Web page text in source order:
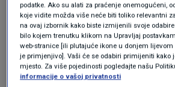
da „ne želi ulaziti u raspravu s
da se "ne boji" američke vlade.
„Ne mislim da se poruka
zloupotrijebiti na način na koji
podatke. Ako su alati za praćenje onemogućeni,
koje vidite možda više neće biti toliko relevantni
na ovaj izbornik kako biste izmijenili svoje
bilo kojem trenutku klikom na Upravljaj
web-stranice [ili plutajuće ikone u donjem lijevom
je primjenjivo]. Vaši će se odabiri primijeniti kako
mjesto. Za više pojedinosti pogledajte našu
informacije o vašoj privatnosti